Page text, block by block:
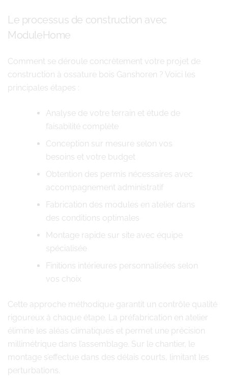
Le processus de construction avec
ModuleHome
Comment se déroule concrètement votre projet de
construction à ossature bois Ganshoren ? Voici les
principales étapes :
Analyse de votre terrain et étude de
faisabilité complète
Conception sur mesure selon vos
besoins et votre budget
Obtention des permis nécessaires avec
accompagnement administratif
Fabrication des modules en atelier dans
des conditions optimales
Montage rapide sur site avec équipe
spécialisée
Finitions intérieures personnalisées selon
vos choix
Cette approche méthodique garantit un contrôle qualité
rigoureux à chaque étape. La préfabrication en atelier
élimine les aléas climatiques et permet une précision
millimétrique dans l’assemblage. Sur le chantier, le
montage s’effectue dans des délais courts, limitant les
perturbations.